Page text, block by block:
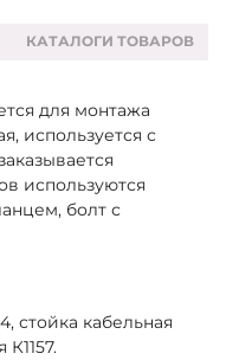
КАТАЛОГИ ТОВАРОВ
для монтажа
используется с
используются
болт с
стойка кабельная
К1157.